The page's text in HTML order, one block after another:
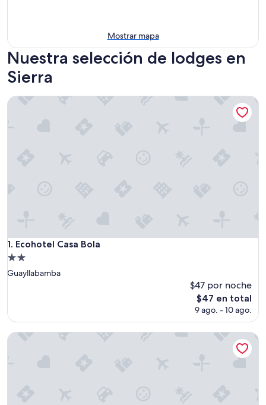
Mostrar mapa
Nuestra selección de lodges en
Sierra
1. Ecohotel Casa Bola
Ecohotel Casa Bola
Propiedad
de
Guayllabamba
$47 por noche
El
precio
$47 en total
9 ago. - 10 ago.
Ecohotel Casa Bola
Butterfly and Bird Julio Tours-Ecolodge